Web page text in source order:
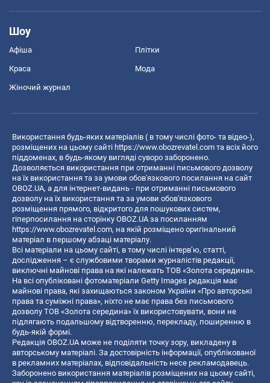
Шоу
Афіша Плітки
Краса Мода
Жіночий журнал
Використання будь-яких матеріалів ( в тому числі фото- та відео-),
розміщених на цьому сайті https://www.obozrevatel.com та всіх його
піддоменах, в будь-якому вигляді суворо заборонено.
Дозволяється використання при отриманні письмового дозволу
на їх використання та за умови обов'язкового посилання на сайт
OBOZ.UA, а для інтернет-видань - при отриманні письмового
дозволу на їх використання та за умови обов'язкового
розміщення прямого, відкритого для пошукових систем,
гіперпосилання на сторінку OBOZ.UA за посиланням
https://www.obozrevatel.com, на якій розміщено оригінальний
матеріал в першому абзаці матеріалу.
Всі матеріали на цьому сайті, в тому числі інтерв’ю, статті,
дослідження – є службовими творами журналістів редакції,
виключні майнові права на які належать ТОВ «Золота середина».
На всі опубліковані фотоматеріали Getty Images редакція має
майнові права, які захищаються законом України «Про авторські
права та суміжні права», ніхто не має права без письмового
дозволу ТОВ «Золота середина» їх використовувати, вони не
підлягають подальшому відтворенню, перекладу, поширенню в
будь-якій формі.
Редакція OBOZ.UA може не поділяти точку зору, викладену в
авторському матеріалі. За достовірність інформації, опублікованої
в рекламних матеріалах, відповідальність несе рекламодавець.
Заборонено використання матеріалів розміщених на цьому сайті,